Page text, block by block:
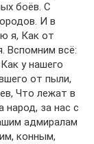
боёв. С
И в
я, Как от
Вспомним всё:
у нашего
от пыли,
Что лежат в
народ, за нас с
адмиралам
конным,